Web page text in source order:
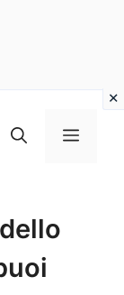
Menu